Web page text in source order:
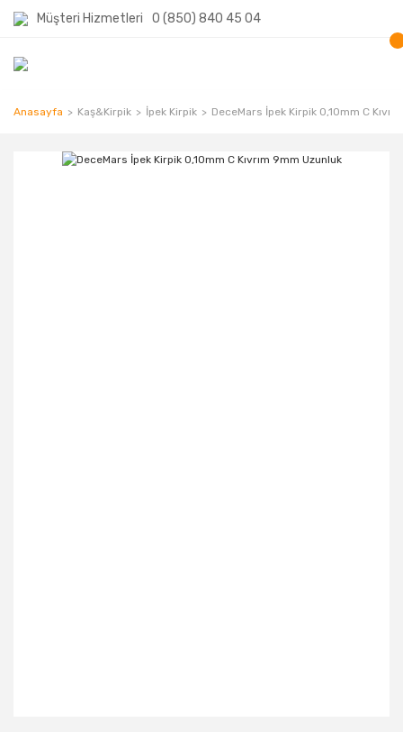
Müşteri Hizmetleri 0 (850) 840 45 04
Anasayfa Kaş&Kirpik İpek Kirpik DeceMars İpek Kirpik 0,10mm C